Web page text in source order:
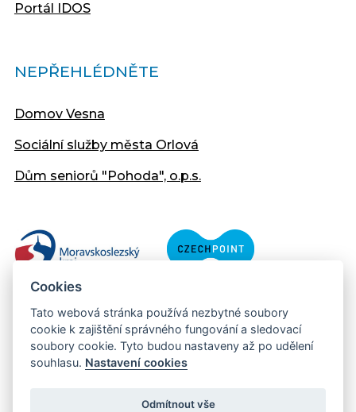
Portál IDOS
NEPŘEHLÉDNĚTE
Domov Vesna
Sociální služby města Orlová
Dům seniorů "Pohoda", o.p.s.
Copyright © 2013 - 2026 Městský úřad Orlová
Cookies
Tato webová stránka používá nezbytné soubory
cookie k zajištění správného fungování a sledovací
soubory cookie. Tyto budou nastaveny až po udělení
souhlasu. Nastavení cookies
Odmítnout vše